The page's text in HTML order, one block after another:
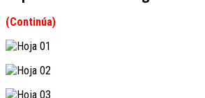
(Continúa)